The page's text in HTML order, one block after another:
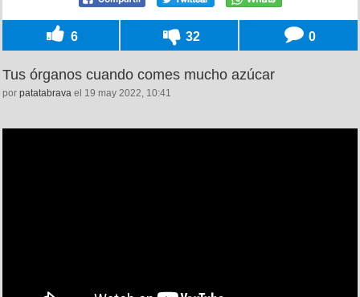
6 32 0
Tus órganos cuando comes mucho azúcar
por patatabrava el 19 may 2022, 10:41